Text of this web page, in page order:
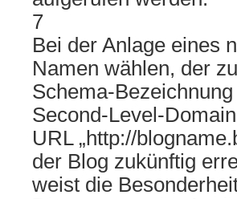
7
Bei der Anlage eines
Namen wählen, der
Schema-
Second-Level-
URL „http://
der Blog zukünftig
weist die